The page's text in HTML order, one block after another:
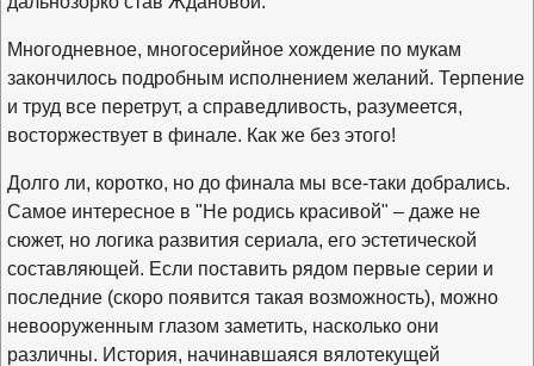
Многодневное, многосерийное хождение по мукам
закончилось подробным исполнением желаний. Терпение
и труд все перетрут, а справедливость, разумеется,
восторжествует в финале. Как же без этого!
Долго ли, коротко, но до финала мы все-таки добрались.
Самое интересное в "Не родись красивой" – даже не
сюжет, но логика развития сериала, его эстетической
составляющей. Если поставить рядом первые серии и
последние (скоро появится такая возможность), можно
невооруженным глазом заметить, насколько они
различны. История, начинавшаяся вялотекущей